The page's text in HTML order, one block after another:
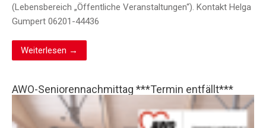
(Lebensbereich „Öffentliche Veranstaltungen“). Kontakt Helga
Gumpert 06201-44436
Weiterlesen →
AWO-Seniorennachmittag ***Termin entfällt***